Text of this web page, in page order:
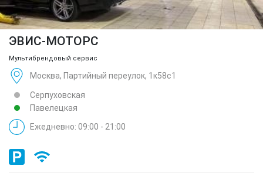
ЭВИС-МОТОРС
Мультибрендовый сервис
Москва, Партийный переулок, 1к58с1
Серпуховская
Павелецкая
Ежедневно: 09:00 - 21:00